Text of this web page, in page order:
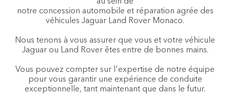
notre concession automobile et réparation agrée des
véhicules Jaguar Land Rover Monaco.
Nous tenons à vous assurer que vous et votre véhicule
Jaguar ou Land Rover êtes entre de bonnes mains.
Vous pouvez compter sur l'expertise de notre équipe
pour vous garantir une expérience de conduite
exceptionnelle, tant maintenant que dans le futur.